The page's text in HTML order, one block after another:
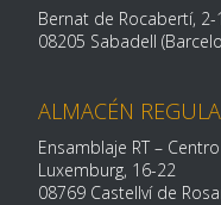
Bernat de Rocabertí, 2-
08205 Sabadell
ALMACÉN
Ensamblaje RT –
Luxemburg, 16-22
08769 Castellví de